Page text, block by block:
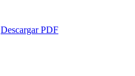
Descargar PDF